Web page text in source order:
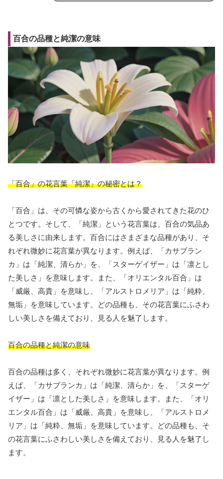
百合の品種と純潔の意味
「百合」の花言葉「純潔」の秘密とは？
「百合」は、その可憐な姿から古くから愛されてきた花のひ
とつです。そして、「純潔」という花言葉は、百合の気品あ
る美しさに由来します。百合にはさまざまな品種があり、そ
れぞれ微妙に花言葉が異なります。例えば、「カサブラン
カ」は「純潔、清らか」を、「スターゲイザー」は「凛とし
た美しさ」を意味します。また、「オリエンタル百合」は
「威厳、高貴」を意味し、「アルストロメリア」は「純粋、
無垢」を意味しています。どの品種も、その花言葉にふさわ
しい美しさを備えており、見る人を魅了します。
百合の品種と純潔の意味
百合の品種は多く、それぞれ微妙に花言葉が異なります。例
えば、「カサブランカ」は「純潔、清らか」を、「スターゲ
イザー」は「凛とした美しさ」を意味します。また、「オリ
エンタル百合」は「威厳、高貴」を意味し、「アルストロメ
リア」は「純粋、無垢」を意味しています。どの品種も、そ
の花言葉にふさわしい美しさを備えており、見る人を魅了し
ます。